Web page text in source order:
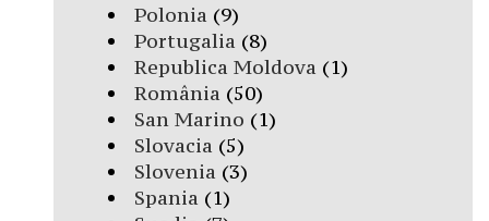
Polonia (9)
Portugalia (8)
Republica Moldova (1)
România (50)
San Marino (1)
Slovacia (5)
Slovenia (3)
Spania (1)